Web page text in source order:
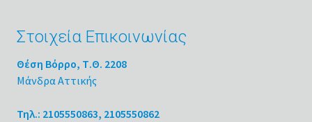
Στοιχεία Επικοινωνίας
Θέση Βόρρο, Τ.Θ. 2208
Μάνδρα Αττικής
Τηλ.: 2105550863, 2105550862